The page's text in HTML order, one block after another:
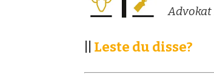
Advokat
Leste du disse?